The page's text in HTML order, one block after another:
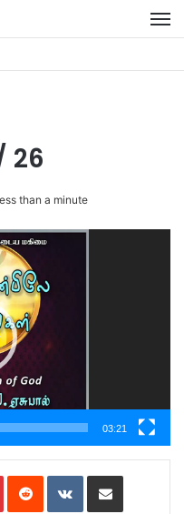
26
than a minute
03:21
Pinterest Reddit VKontakte